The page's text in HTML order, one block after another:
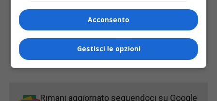
Rimani aggiornato seguendoci su Google
Acconsento
Gestisci le opzioni